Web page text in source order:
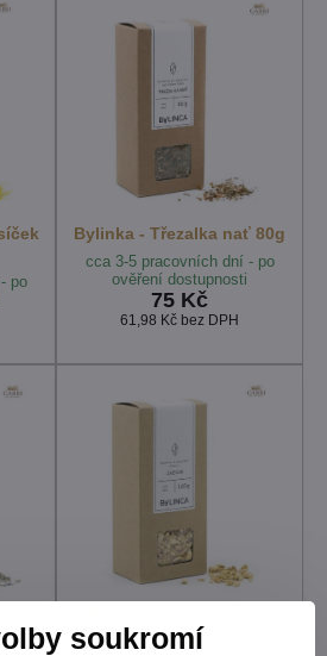
po
Bylinka - Třezalka nať 80g
cca 3-5 pracovních dní - po
ověření dostupnosti
75 Kč
61,98 Kč bez DPH
140g
soukromí